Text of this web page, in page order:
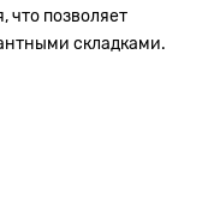
что позволяет
складками.